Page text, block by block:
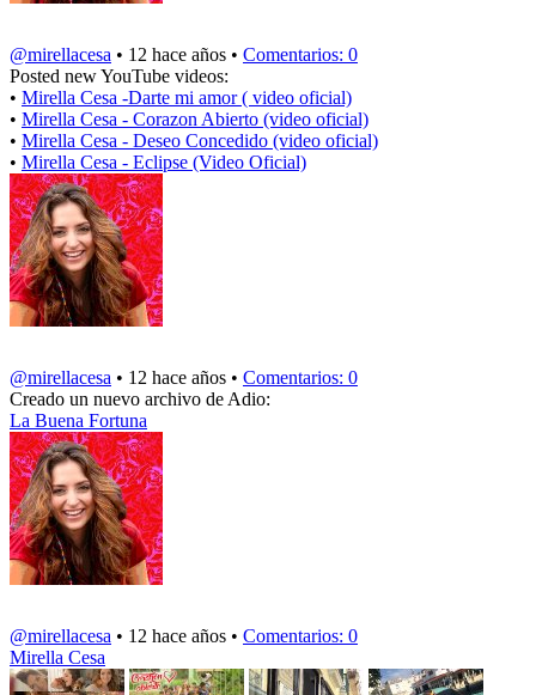
@mirellacesa • 12 hace años • Comentarios: 0
Posted new YouTube videos:
• Mirella Cesa -Darte mi amor ( video oficial)
• Mirella Cesa - Corazon Abierto (video oficial)
• Mirella Cesa - Deseo Concedido (video oficial)
• Mirella Cesa - Eclipse (Video Oficial)
@mirellacesa • 12 hace años • Comentarios: 0
Creado un nuevo archivo de Adio:
La Buena Fortuna
@mirellacesa • 12 hace años • Comentarios: 0
Mirella Cesa